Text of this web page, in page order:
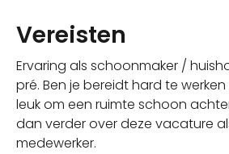
Vereisten
Ervaring als schoonmaker /
pré. Ben je bereidt hard te
leuk om een ruimte schoon
dan verder over deze vacature
medewerker.